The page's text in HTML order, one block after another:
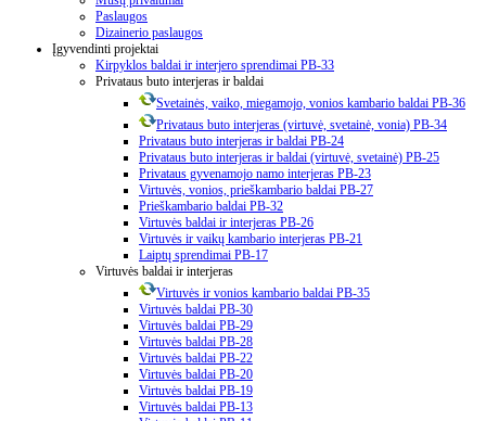
Paslaugos
Dizainerio paslaugos
Įgyvendinti projektai
Kirpyklos baldai ir interjero sprendimai PB-33
Privataus buto interjeras ir baldai
Svetainės, vaiko, miegamojo, vonios kambario baldai PB-36
Privataus buto interjeras (virtuvė, svetainė, vonia) PB-34
Privataus buto interjeras ir baldai PB-24
Privataus buto interjeras ir baldai (virtuvė, svetainė) PB-25
Privataus gyvenamojo namo interjeras PB-23
Virtuvės, vonios, prieškambario baldai PB-27
Prieškambario baldai PB-32
Virtuvės baldai ir interjeras PB-26
Virtuvės ir vaikų kambario interjeras PB-21
Laiptų sprendimai PB-17
Virtuvės baldai ir interjeras
Virtuvės ir vonios kambario baldai PB-35
Virtuvės baldai PB-30
Virtuvės baldai PB-29
Virtuvės baldai PB-28
Virtuvės baldai PB-22
Virtuvės baldai PB-20
Virtuvės baldai PB-19
Virtuvės baldai PB-13